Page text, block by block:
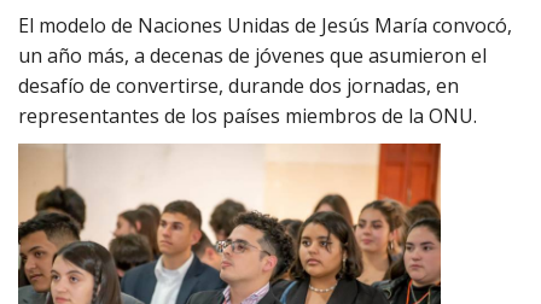
El modelo de Naciones Unidas de Jesús María convocó,
un año más, a decenas de jóvenes que asumieron el
desafío de convertirse, durande dos jornadas, en
representantes de los países miembros de la ONU.